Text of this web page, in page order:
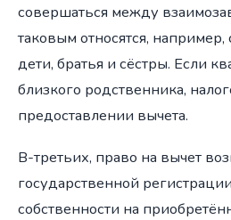
совершаться между
таковым относятся,
дети, братья и сёстры. Если
близкого родственника,
предоставлении вычета.
В-третьих, право на вычет
государственной
собственности на